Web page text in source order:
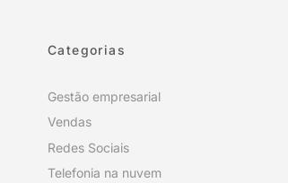
Categorias
Gestão empresarial
Vendas
Redes Sociais
Telefonia na nuvem